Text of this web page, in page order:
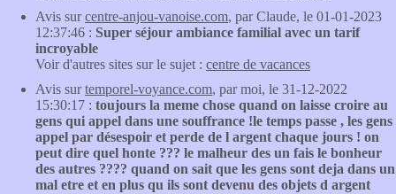
Avis surcentre-anjou-vanoise.com, par Claude, le 01-01-2023
12:37:46 : Super séjour ambiance familial avec un tarif
incroyable
Voir d'autres sites sur le sujet : centre de vacances
Avis surtemporel-voyance.com, par moi, le 31-12-2022
15:30:17 : toujours la meme chose quand on laisse croire au
gens qui appel dans une souffrance !le temps passe , les gens
appel par désespoir et perde de l argent chaque jours ! on
peut dire quel honte ??? le malheur des un fais le bonheur
des autres ???? quand on sait que les gens sont deja dans un
mal etre et en plus qu ils sont devenu des objets d argent